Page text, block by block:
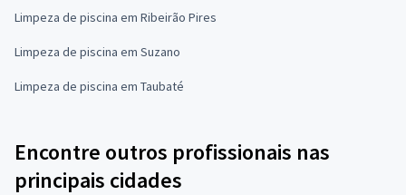
Limpeza de piscina em Ribeirão Pires
Limpeza de piscina em Suzano
Limpeza de piscina em Taubaté
Encontre outros profissionais nas
principais cidades